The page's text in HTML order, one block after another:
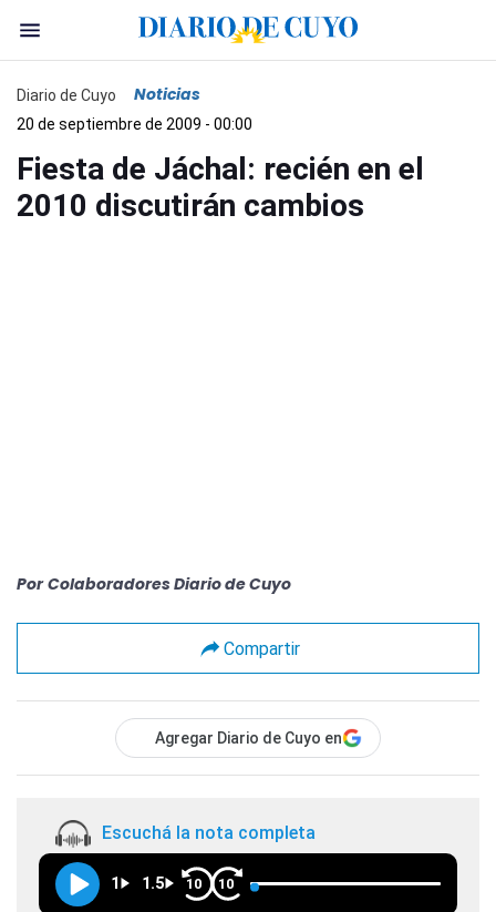
Diario de Cuyo Noticias
20 de septiembre de 2009 - 00:00
Fiesta de Jáchal: recién en el
2010 discutirán cambios
Por Colaboradores Diario de Cuyo
Compartir
Agregar Diario de Cuyo en
Escuchá la nota completa
1 1.5 10 10